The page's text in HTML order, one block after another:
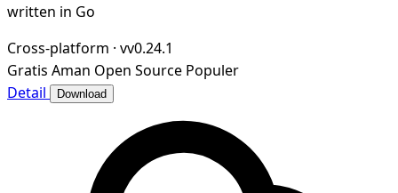
written in Go
Cross-platform · vv0.24.1
Gratis Aman Open Source Populer
Detail
Download